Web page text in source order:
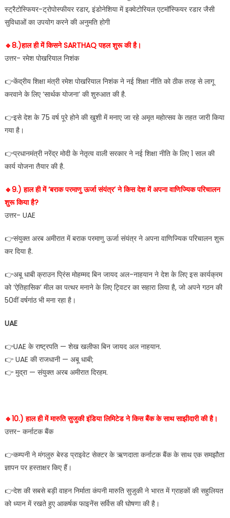
स्ट्रैटोस्फियर-ट्रोपोस्फीयर रडार, इंडोनेशिया में इक्वेटोरियल एटमॉस्फियर रडार जैसी
सुविधाओं का उपयोग करने की अनुमति होगी
🔹️8.)हाल ही में किसने SARTHAQ पहल शुरू की है।
उत्तर- रमेश पोखरियाल निशंक
👉केंद्रीय शिक्षा मंत्री रमेश पोखरियाल निशंक ने नई शिक्षा नीति को ठीक तरह से लागू
करवाने के लिए ‘सार्थक योजना’ की शुरुआत की है.
👉इसे देश के 75 वर्ष पूरे होने की खुशी में मनाए जा रहे अमृत महोत्सव के तहत जारी किया
गया है।
👉प्रधानमंत्री नरेंद्र मोदी के नेतृत्व वाली सरकार ने नई शिक्षा नीति के लिए 1 साल की
कार्य योजना तैयार की है.
🔹️9.) हाल ही में ‘बराक परमाणु ऊर्जा संयंत्र’ ने किस देश में अपना वाणिज्यिक परिचालन
शुरू किया है?
उत्तर- UAE
👉संयुक्त अरब अमीरात में बराक परमाणु ऊर्जा संयंत्र ने अपना वाणिज्यिक परिचालन शुरू
कर दिया है.
👉अबू धाबी क्राउन प्रिंस मोहम्मद बिन जायद अल-नाहयान ने देश के लिए इस कार्यक्रम
को ’ऐतिहासिक’ मील का पत्थर मनाने के लिए ट्विटर का सहारा लिया है, जो अपने गठन की
50वीं वर्षगांठ भी मना रहा है।
UAE
👉UAE के राष्ट्रपति — शेख खलीफा बिन जायद अल नाहयान.
👉 UAE की राजधानी — अबू धाबी;
👉 मुद्रा — संयुक्त अरब अमीरात दिरहम.
🔹️10.) हाल ही में मारुति सुजुकी इंडिया लिमिटेड ने किस बैंक के साथ साझीदारी की है।
उत्तर- कर्नाटक बैंक
👉कम्पनी ने मंगलुरु बेस्ड प्राइवेट सेक्टर के ऋणदाता कर्नाटक बैंक के साथ एक समझौता
ज्ञापन पर हस्ताक्षर किए हैं।
👉देश की सबसे बड़ी वाहन निर्माता कंपनी मारुति सुजुकी ने भारत में ग्राहकों की सहुलियत
को ध्यान में रखते हुए आकर्षक फाइनेंस सर्विस की घोषणा की है।